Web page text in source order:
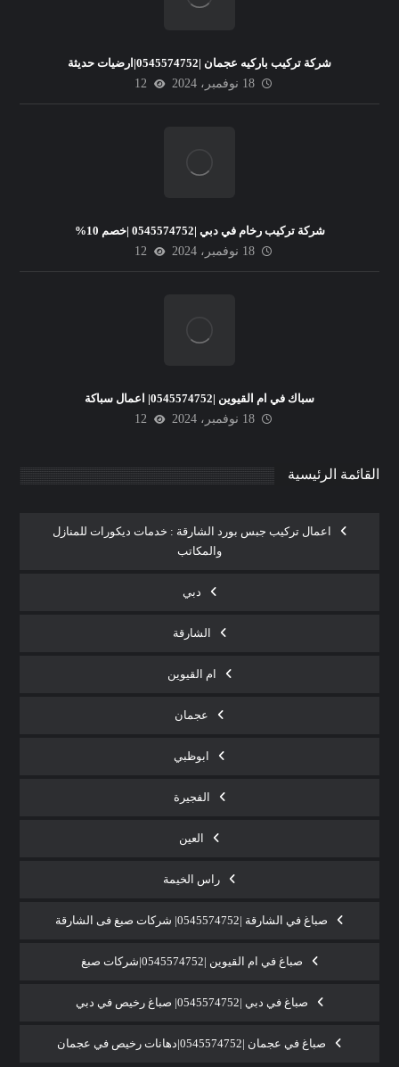
شركة تركيب باركيه عجمان |0545574752|ارضيات حديثة
18 نوفمبر، 2024
12
شركة تركيب رخام في دبي |0545574752 |خصم 10%
18 نوفمبر، 2024
12
سباك في ام القيوين |0545574752| اعمال سباكة
18 نوفمبر، 2024
12
القائمة الرئيسية
اعمال تركيب جبس بورد الشارقة : خدمات ديكورات للمنازل
والمكاتب
دبي
الشارقة
ام القيوين
عجمان
ابوظبي
الفجيرة
العين
راس الخيمة
صباغ في الشارقة |0545574752| شركات صبغ فى الشارقة
صباغ في ام القيوين |0545574752|شركات صبغ
صباغ في دبي |0545574752| صباغ رخيص في دبي
صباغ في عجمان |0545574752|دهانات رخيص في عجمان